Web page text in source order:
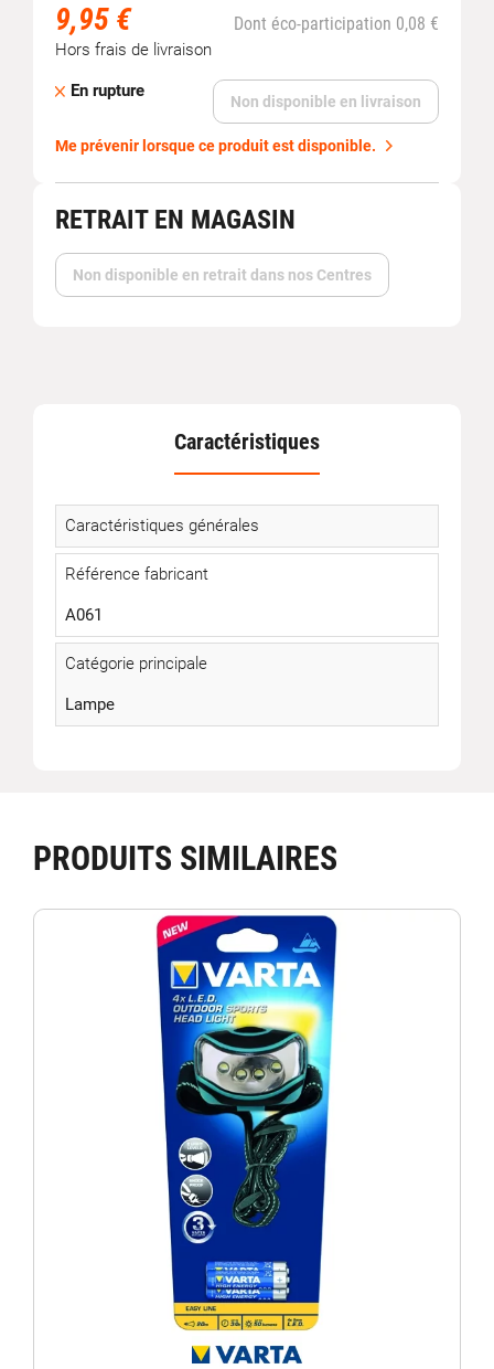
9,95 € Dont éco-participation 0,08 €
Hors frais de livraison
En rupture
Non disponible en livraison
Me prévenir lorsque ce produit est disponible.
RETRAIT EN MAGASIN
Non disponible en retrait dans nos Centres
Caractéristiques
Caractéristiques générales
Référence fabricant
A061
Catégorie principale
Lampe
PRODUITS SIMILAIRES